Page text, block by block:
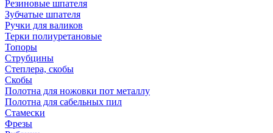
Резиновые шпателя
Зубчатые шпателя
Ручки для валиков
Терки полиуретановые
Топоры
Струбцины
Степлера, скобы
Скобы
Полотна для ножовки пот металлу
Полотна для сабельных пил
Стамески
Фрезы